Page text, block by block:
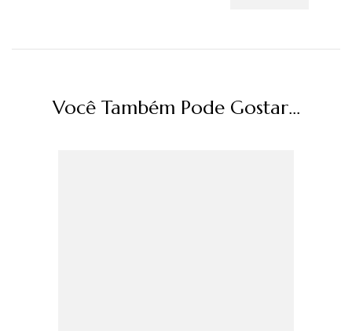
Você Também Pode Gostar...